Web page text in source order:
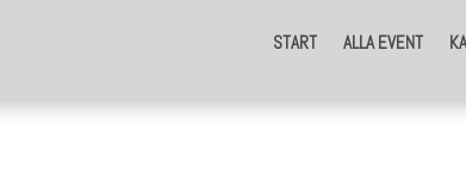
START ALLA EVENT